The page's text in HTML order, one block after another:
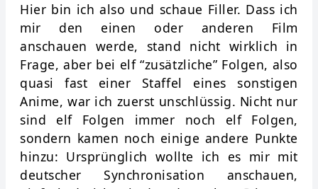
Hier bin ich also und schaue Filler. Dass ich
mir den einen oder anderen Film
anschauen werde, stand nicht wirklich in
Frage, aber bei elf “zusätzliche” Folgen, also
quasi fast einer Staffel eines sonstigen
Anime, war ich zuerst unschlüssig. Nicht nur
sind elf Folgen immer noch elf Folgen,
sondern kamen noch einige andere Punkte
hinzu: Ursprünglich wollte ich es mir mit
deutscher Synchronisation anschauen,